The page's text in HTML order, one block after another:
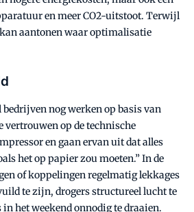
en meer CO2-uitstoot. Terwijl
aantonen waar optimalisatie
bedrijven nog werken op basis van
vertrouwen op de technische
en gaan ervan uit dat alles
het op papier zou moeten.” In de
of koppelingen regelmatig lekkages
te zijn, drogers structureel lucht te
het weekend onnodig te draaien.